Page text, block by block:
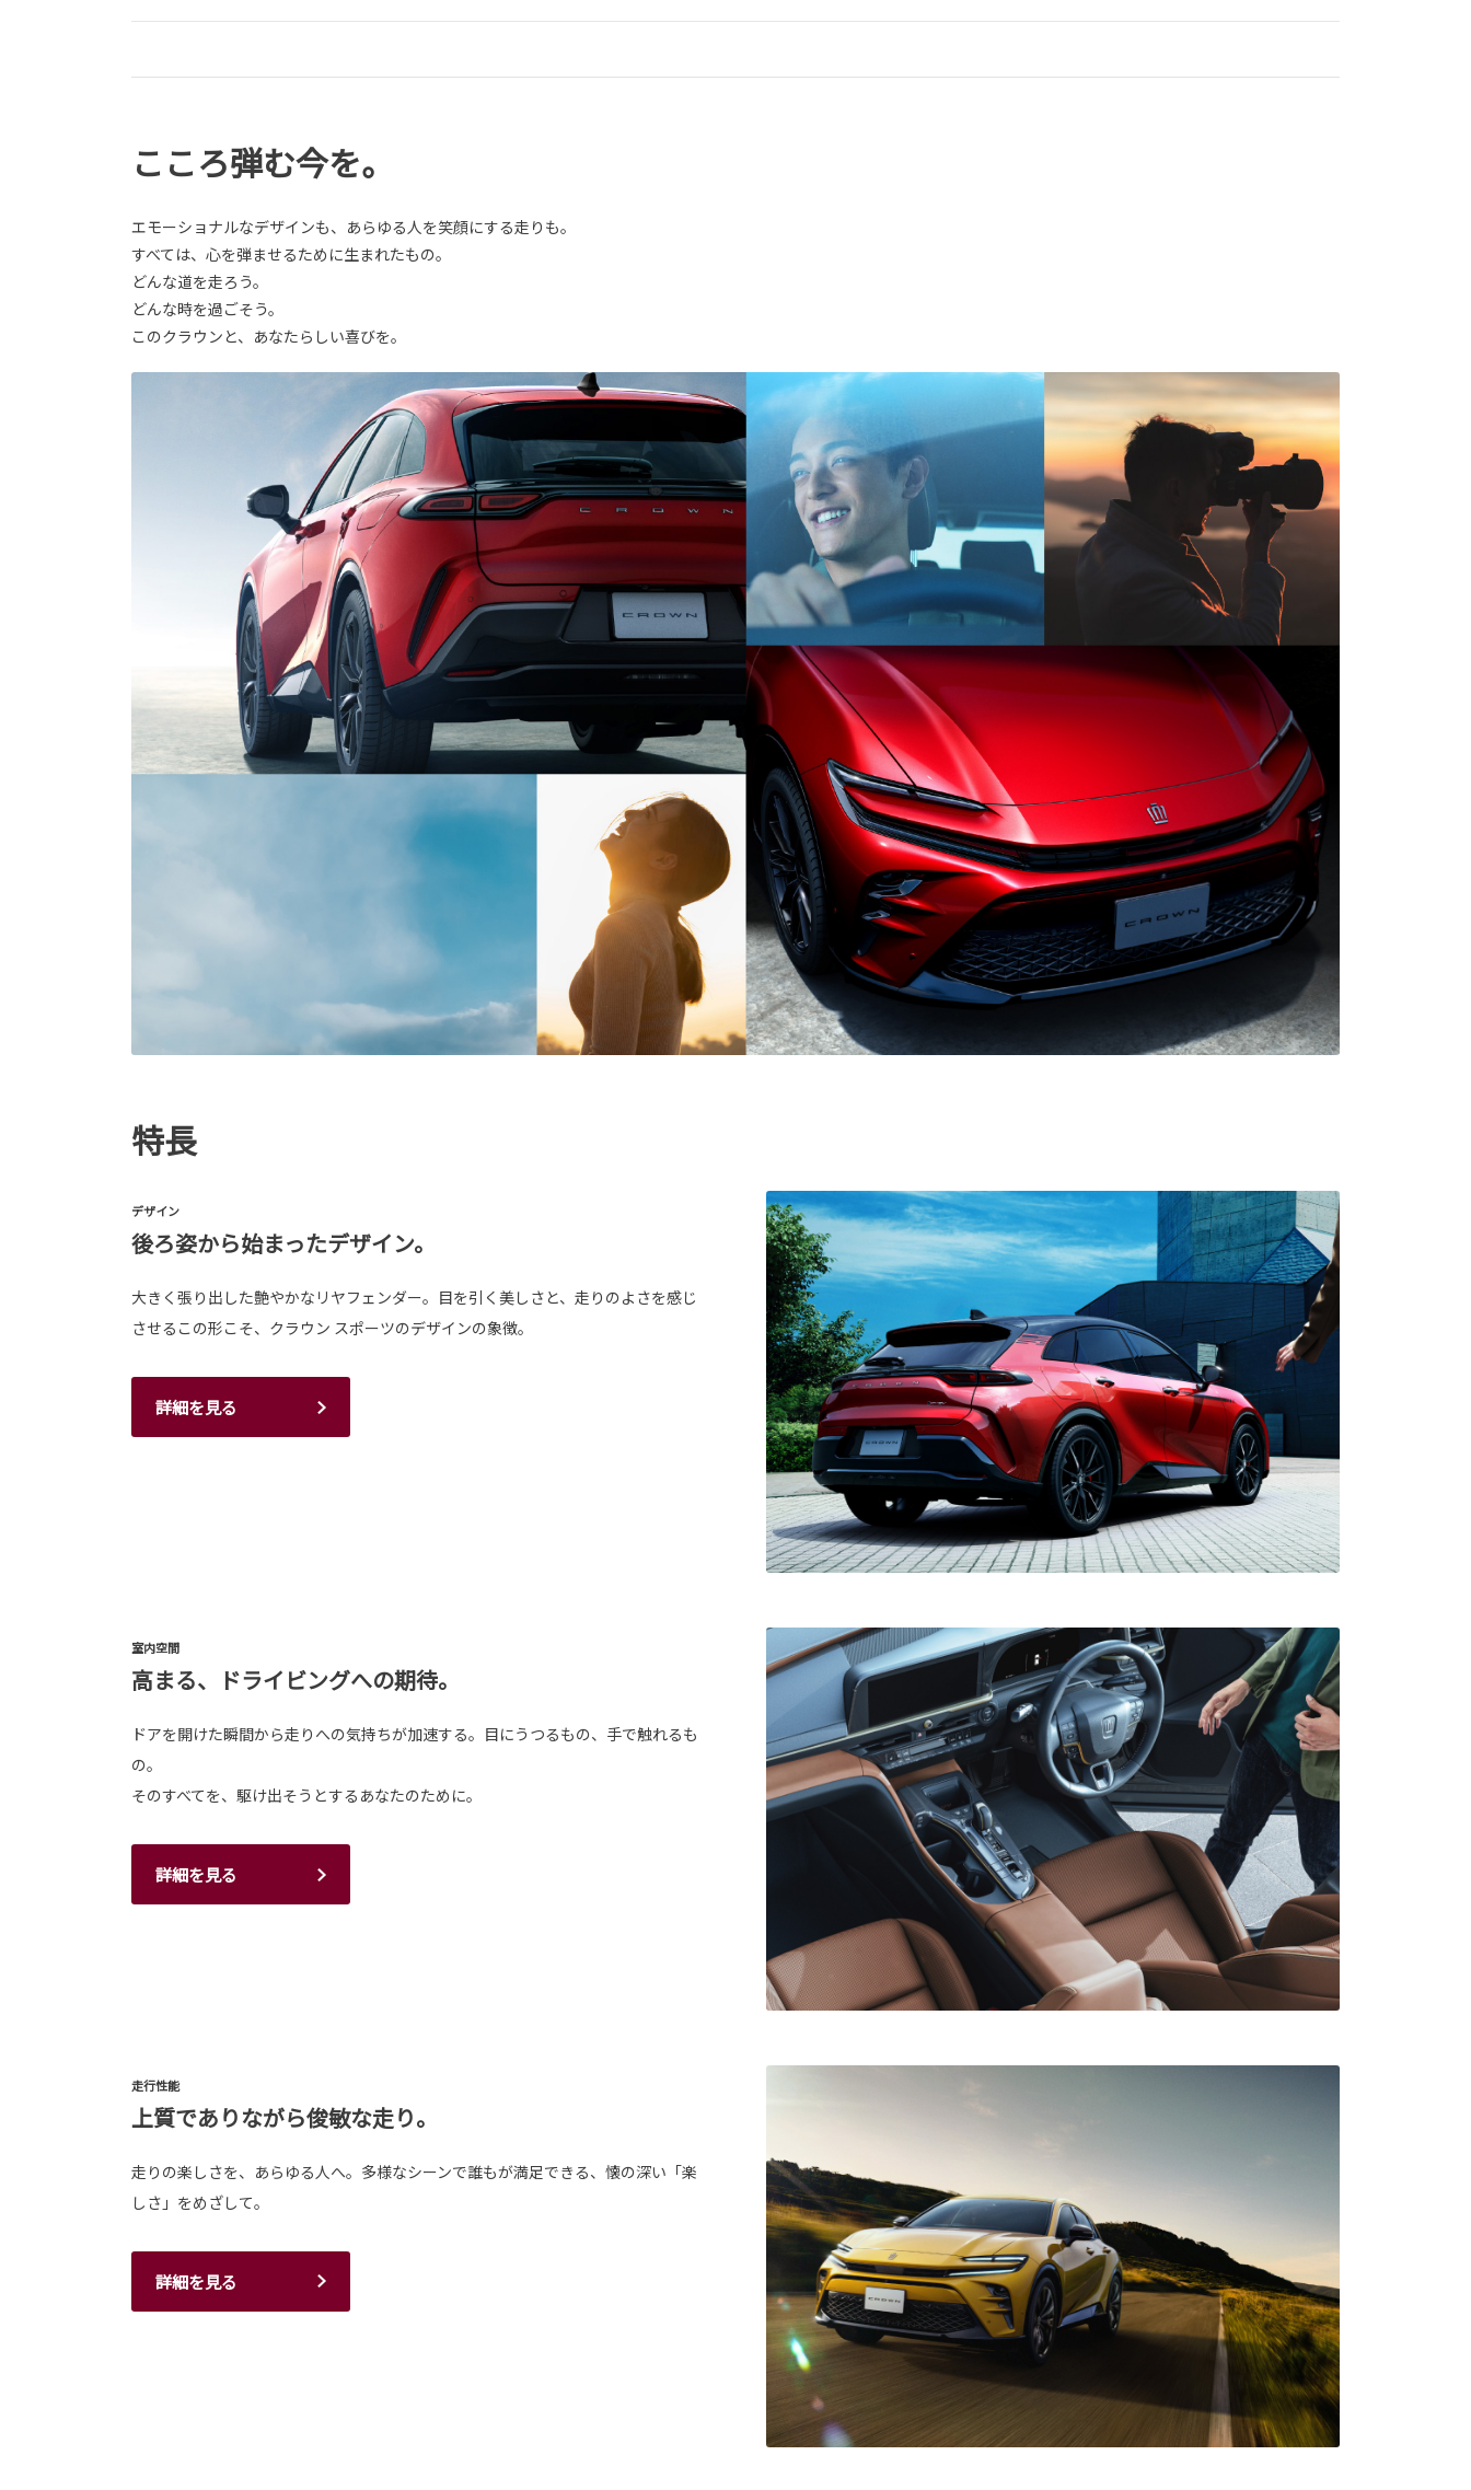
こころ弾む今を。
エモーショナルなデザインも、あらゆる人を笑顔にする走りも。
すべては、心を弾ませるために生まれたもの。
どんな道を走ろう。
どんな時を過ごそう。
このクラウンと、あなたらしい喜びを。
特長
デザイン
後ろ姿から始まったデザイン。
大きく張り出した艶やかなリヤフェンダー。目を引く美しさと、走りのよさを感じ
させるこの形こそ、クラウン スポーツのデザインの象徴。
詳細を見る
室内空間
高まる、ドライビングへの期待。
ドアを開けた瞬間から走りへの気持ちが加速する。目にうつるもの、手で触れるも
の。
そのすべてを、駆け出そうとするあなたのために。
詳細を見る
走行性能
上質でありながら俊敏な走り。
走りの楽しさを、あらゆる人へ。多様なシーンで誰もが満足できる、懐の深い「楽
しさ」をめざして。
詳細を見る